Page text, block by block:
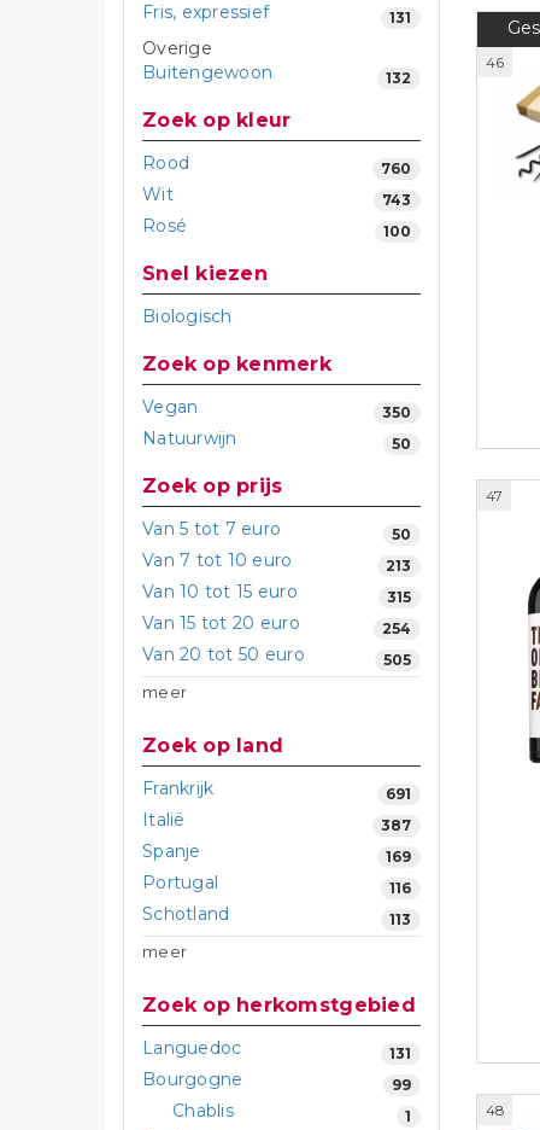
Fris, expressief 131
Overige
Buitengewoon
132
Zoek op kleur
Rood 760
Wit 743
Rosé 100
Snel kiezen
Biologisch
zoek op kenmerk
Vegan 350
Natuurwijn 50
Zoek op prijs
Van 5 tot 7 euro 50
Van 7 tot 10 euro 213
Van 10 tot 15 euro 315
Van 15 tot 20 euro 254
Van 20 tot 50 euro 505
meer
Zoek op land
Frankrijk 691
Italië 387
Spanje 169
Portugal 116
Schotland 113
meer
Zoek op herkomstgebied
Languedoc 131
Bourgogne 99
Chablis 1
46
47
48